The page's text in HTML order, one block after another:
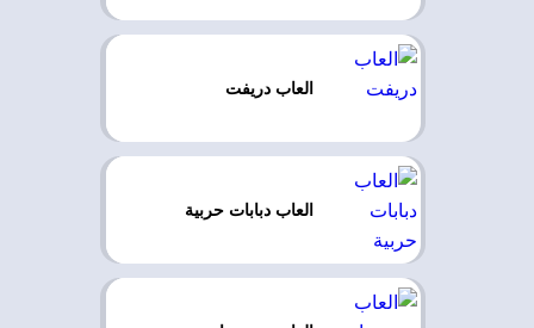
العاب دريفت
العاب دبابات حربية